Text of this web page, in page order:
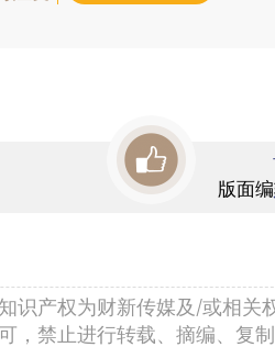
版面
识产权为财新传媒及/或相关
，禁止进行转载、摘编、复